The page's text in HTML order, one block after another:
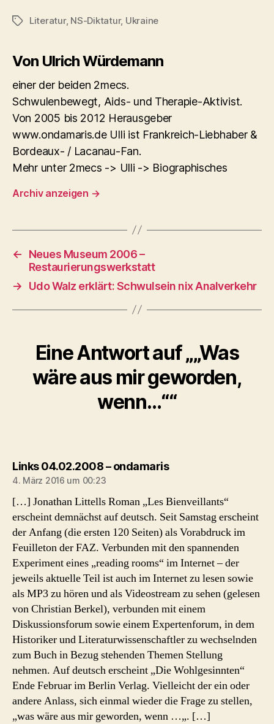
Schlagwörter
Literatur, NS-Diktatur, Ukraine
Von Ulrich Würdemann
einer der beiden 2mecs.
Schwulenbewegt, Aids- und Therapie-Aktivist.
Von 2005 bis 2012 Herausgeber
www.ondamaris.de Ulli ist Frankreich-Liebhaber &
Bordeaux- / Lacanau-Fan.
Mehr unter 2mecs -> Ulli -> Biographisches
Archiv anzeigen →
←
Neues Museum 2006 –
Restaurierungswerkstatt
→
Udo Walz erklärt: Schwulsein nix Analverkehr
Eine Antwort auf „„Was
wäre aus mir geworden,
wenn…““
Links 04.02.2008 – ondamarissagt:
4. März 2016 um 00:23
[…] Jonathan Littells Roman „Les Bienveillants“
erscheint demnächst auf deutsch. Seit Samstag erscheint
der Anfang (die ersten 120 Seiten) als Vorabdruck im
Feuilleton der FAZ. Verbunden mit den spannenden
Experiment eines „reading rooms“ im Internet – der
jeweils aktuelle Teil ist auch im Internet zu lesen sowie
als MP3 zu hören und als Videostream zu sehen (gelesen
von Christian Berkel), verbunden mit einem
Diskussionsforum sowie einem Expertenforum, in dem
Historiker und Literaturwissenschaftler zu wechselnden
zum Buch in Bezug stehenden Themen Stellung
nehmen. Auf deutsch erscheint „Die Wohlgesinnten“
Ende Februar im Berlin Verlag. Vielleicht der ein oder
andere Anlass, sich einmal wieder die Frage zu stellen,
„was wäre aus mir geworden, wenn …„. […]